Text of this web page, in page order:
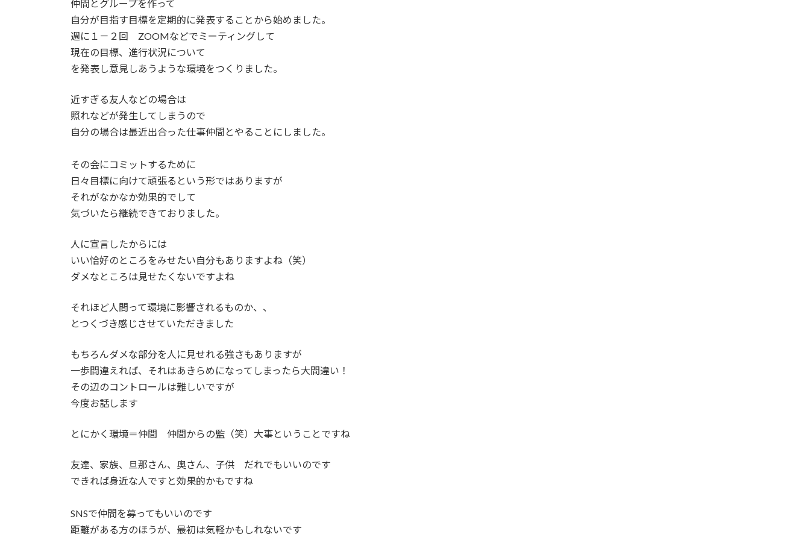
仲間とグループを作って
自分が目指す目標を定期的に発表することから始めました。
週に１－２回 ZOOMなどでミーティングして
現在の目標、進行状況について
を発表し意見しあうような環境をつくりました。
近すぎる友人などの場合は
照れなどが発生してしまうので
自分の場合は最近出合った仕事仲間とやることにしました。
その会にコミットするために
日々目標に向けて頑張るという形ではありますが
それがなかなか効果的でして
気づいたら継続できておりました。
人に宣言したからには
いい恰好のところをみせたい自分もありますよね（笑）
ダメなところは見せたくないですよね
それほど人間って環境に影響されるものか、、
とつくづき感じさせていただきました
もちろんダメな部分を人に見せれる強さもありますが
一歩間違えれば、それはあきらめになってしまったら大間違い！
その辺のコントロールは難しいですが
今度お話します
とにかく環境＝仲間 仲間からの監（笑）大事ということですね
友達、家族、旦那さん、奥さん、子供 だれでもいいのです
できれば身近な人ですと効果的かもですね
SNSで仲間を募ってもいいのです
距離がある方のほうが、最初は気軽かもしれないです